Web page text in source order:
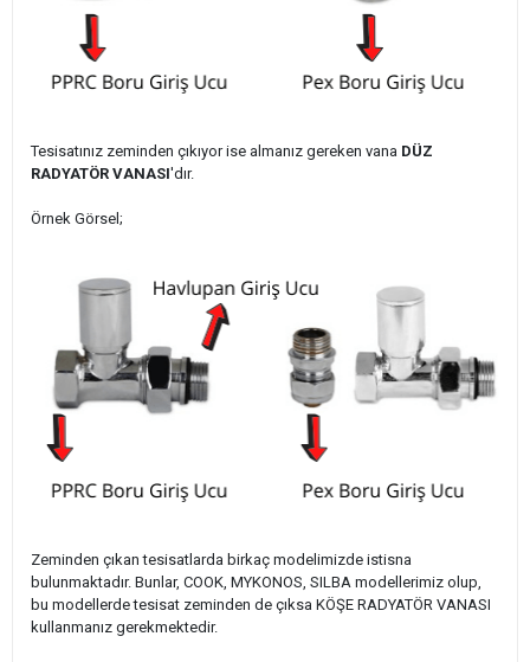
Tesisatınız zeminden çıkıyor ise almanız gereken vana DÜZ
RADYATÖR VANASI'dır.
Örnek Görsel;
Zeminden çıkan tesisatlarda birkaç modelimizde istisna
bulunmaktadır. Bunlar, COOK, MYKONOS, SILBA modellerimiz olup,
bu modellerde tesisat zeminden de çıksa KÖŞE RADYATÖR VANASI
kullanmanız gerekmektedir.